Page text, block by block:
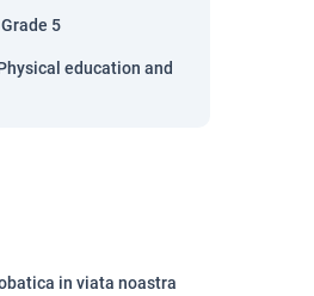
Grade 5
education and
in viata noastra